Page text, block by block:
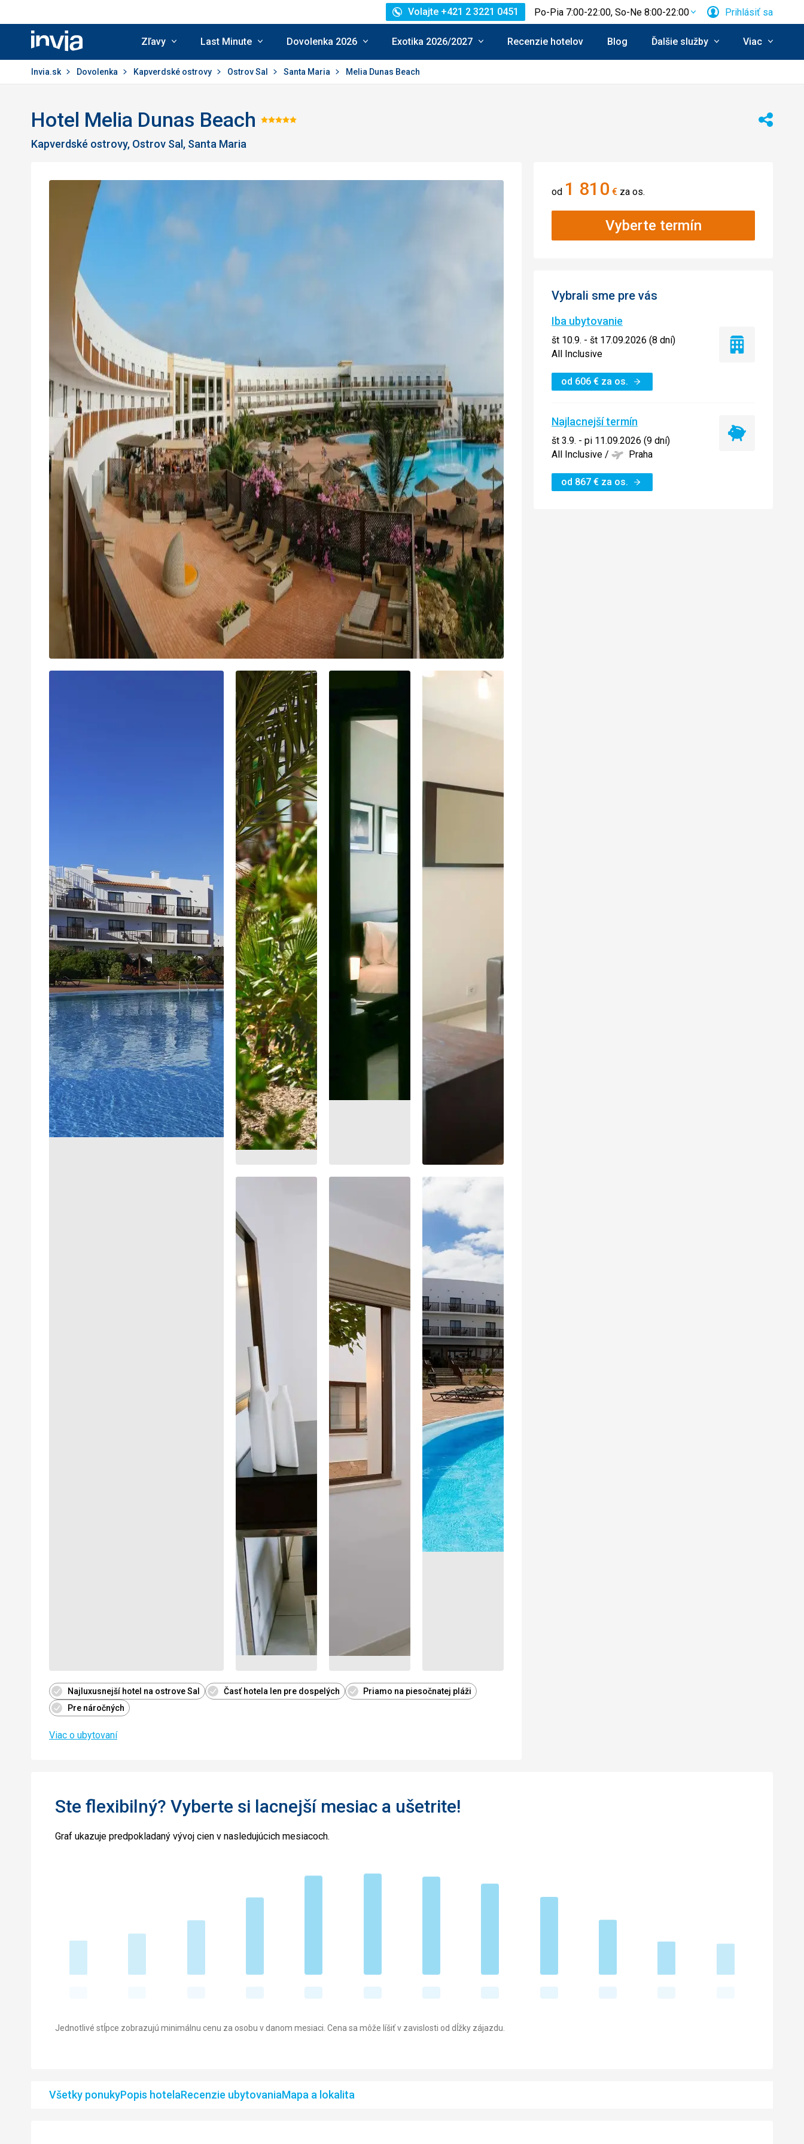
Invia.sk
Volajte +421 2 3221 0451 Po-Pia 7:00-22:00, So-Ne 8:00-22:00 Prihlásiť sa
Zľavy Last Minute Dovolenka 2026 Exotika 2026/2027 Recenzie hotelov Blog Ďalšie služby Viac
Invia.sk Dovolenka Kapverdské ostrovy Ostrov Sal Santa Maria Melia Dunas Beach
Hotel Melia Dunas Beach Hodnotenie:
Kapverdské ostrovy, Ostrov Sal, Santa Maria
Zdieľať
Najluxusnejší hotel na ostrove Sal Časť hotela len pre dospelých
Priamo na piesočnatej pláži
Pre náročných
Viac o ubytovaní
od 1 810 € za os.
Vyberte termín
Vybrali sme pre vás
Iba ubytovanie
št 10.9. - št 17.09.2026 (8 dní)
All Inclusive
od 606 € za os.
Iba
Najlacnejší termín
št 3.9. - pi 11.09.2026 (9 dní)
All Inclusive / Praha
od 867 € za os.
Najlacnejší
Ste flexibilný? Vyberte si lacnejší mesiac a ušetrite!
Graf ukazuje predpokladaný vývoj cien v nasledujúcich mesiacoch.
Jednotlivé stĺpce zobrazujú minimálnu cenu za osobu v danom mesiaci. Cena sa môže líšiť v zavislosti od dĺžky zájazdu.
Všetky ponukyPopis hotelaRecenzie ubytovaniaMapa a lokalita